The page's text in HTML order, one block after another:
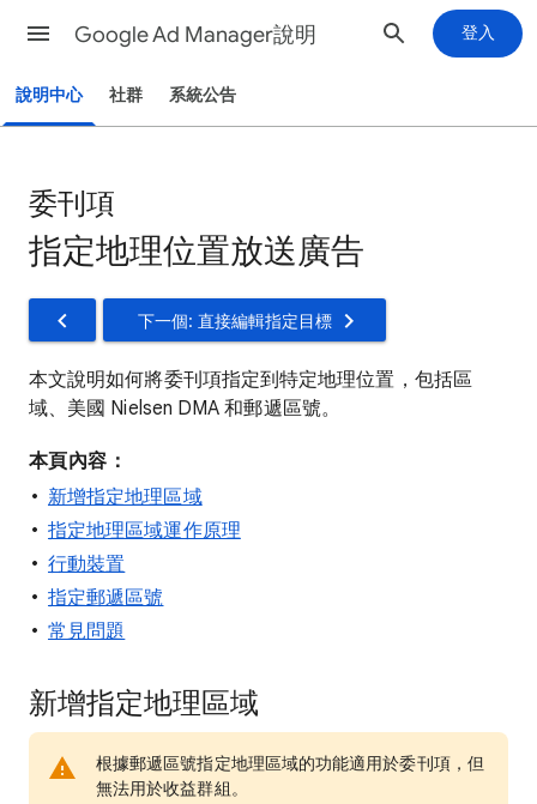
Google Ad Manager說明 登入
說明中心 社群 系統公告
委刊項
指定地理位置放送廣告
下一個: 直接編輯指定目標
本文說明如何將委刊項指定到特定地理位置，包括區
域、美國 Nielsen DMA 和郵遞區號。
本頁內容：
新增指定地理區域
指定地理區域運作原理
行動裝置
指定郵遞區號
常見問題
新增指定地理區域
根據郵遞區號指定地理區域的功能適用於委刊項，但
無法用於收益群組。